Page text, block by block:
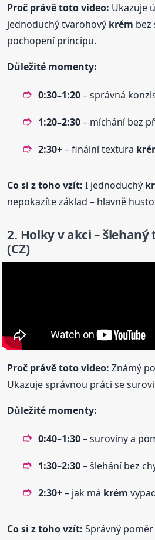
Proč právě toto video: Ukazuje
jednoduchý tvarohový krém bez
pochopení principu.
Důležité momenty:
0:30–1:20– správná
1:20–2:30– míchání bez
2:30+– finální textura
Co si z toho vzít: I jednoduchý
nepokazíte základ – hlavně
2. Holky v akci –
(CZ)
Proč právě toto video: Známý
Ukazuje správnou práci se
Důležité momenty:
0:40–1:30– suroviny a
1:30–2:30– šlehání bez
2:30+– jak má krém
Co si z toho vzít: Správný